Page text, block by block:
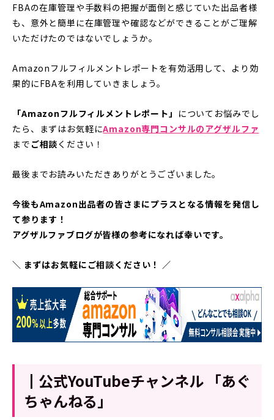
FBAの在庫管理や手数料の把握が面倒と感じていた出品者様
も、意外と簡単に在庫管理や確認などができることがご理解
いただけたのではないでしょうか。
Amazonフルフィルメントレポートを有効活用して、より効
果的にFBAを利用していきましょう。
「Amazonフルフィルメントレポート」 についてお悩みでし
たら、まずはお気軽にAmazon専門コンサルのアグザルファ
まで ご相談 ください！
最後までお読みいただきありがとうございました。
今後もAmazon出品者の皆さまにプラスとなる情報を発信し
て参ります！
アグザルファブログが皆様の参考になれば幸いです。
＼ まずはお気軽にご相談ください！ ／
┃公式YouTubeチャンネル 「あぐ
ちゃんねる」